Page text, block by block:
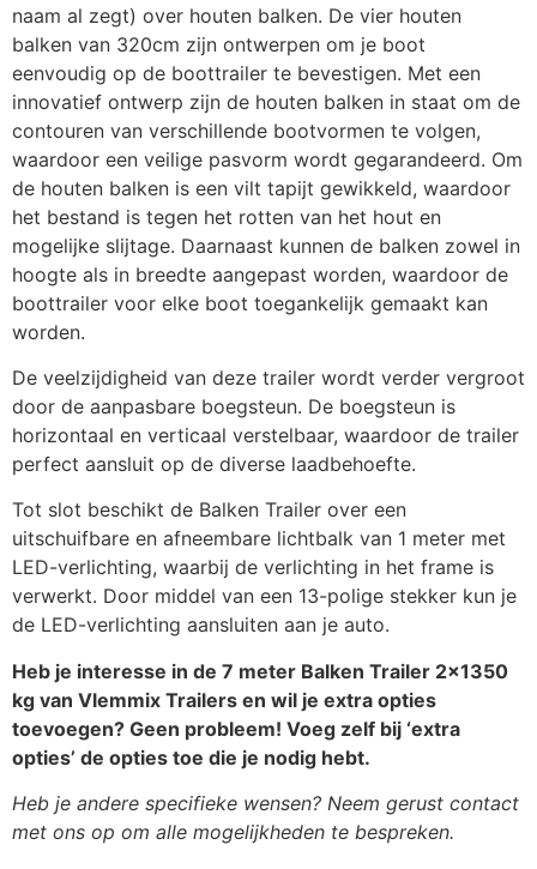
Wiel + band 185 R14 900kg €
Reservewiel + steun (gratis
optie)
€0,00
Spoelsysteem boottrailer 1
as
€121,00
Verstelbare dubbele
kimsteun
Verstelbare kielrol set € 25,00
Verstelbare kimsteun
Set wielkeggen met houder €18,15
Neuswiel 60mm €
naam al zegt) over houten balken. De vier houten
balken van 320cm zijn ontwerpen om je boot
eenvoudig op de boottrailer te bevestigen. Met een
innovatief ontwerp zijn de houten balken in staat om de
contouren van verschillende bootvormen te volgen,
waardoor een veilige pasvorm wordt gegarandeerd. Om
de houten balken is een vilt tapijt gewikkeld, waardoor
het bestand is tegen het rotten van het hout en
mogelijke slijtage. Daarnaast kunnen de balken zowel in
hoogte als in breedte aangepast worden, waardoor de
boottrailer voor elke boot toegankelijk gemaakt kan
worden.
De veelzijdigheid van deze trailer wordt verder vergroot
door de aanpasbare boegsteun. De boegsteun is
horizontaal en verticaal verstelbaar, waardoor de trailer
perfect aansluit op de diverse laadbehoefte.
Tot slot beschikt de Balken Trailer over een
uitschuifbare en afneembare lichtbalk van 1 meter met
LED-verlichting, waarbij de verlichting in het frame is
verwerkt. Door middel van een 13-polige stekker kun je
de LED-verlichting aansluiten aan je auto.
Heb je interesse in de 7 meter Balken Trailer 2×1350
kg van Vlemmix Trailers en wil je extra opties
toevoegen? Geen probleem! Voeg zelf bij ‘extra
opties’ de opties toe die je nodig hebt.
Heb je andere specifieke wensen? Neem gerust contact
met ons op om alle mogelijkheden te bespreken.